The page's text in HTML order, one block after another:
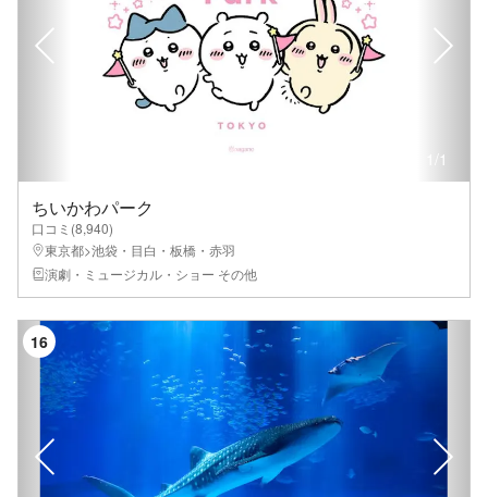
1
ちいかわパーク
口コミ(8,940)
東京都>池袋・目白・板橋・赤羽
演劇・ミュージカル・ショー その他